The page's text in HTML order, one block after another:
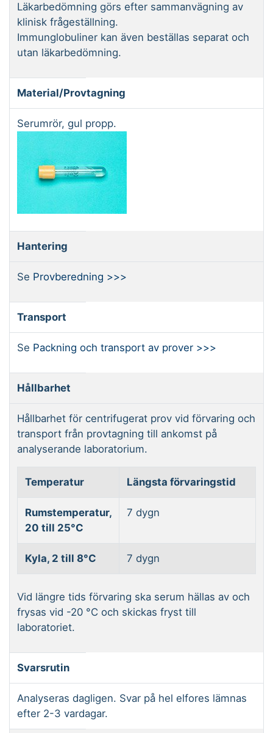
Läkarbedömning görs efter sammanvägning av
klinisk frågeställning.
Immunglobuliner kan även beställas separat och
utan läkarbedömning.
Material/Provtagning
Serumrör, gul propp.
Hantering
Se Provberedning >>>
Transport
Se Packning och transport av prover >>>
Hållbarhet
Hållbarhet för centrifugerat prov vid förvaring och
transport från provtagning till ankomst på
analyserande laboratorium.
Temperatur Längsta förvaringstid
Rumstemperatur,
20 till 25°C
7 dygn
Kyla, 2 till 8°C 7 dygn
Vid längre tids förvaring ska serum hällas av och
frysas vid -20 °C och skickas fryst till
laboratoriet.
Svarsrutin
Analyseras dagligen. Svar på hel elfores lämnas
efter 2-3 vardagar.